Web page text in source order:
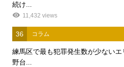
続け...
11,432 views
36 コラム
練馬区で最も犯罪発生数が少ない
野台...